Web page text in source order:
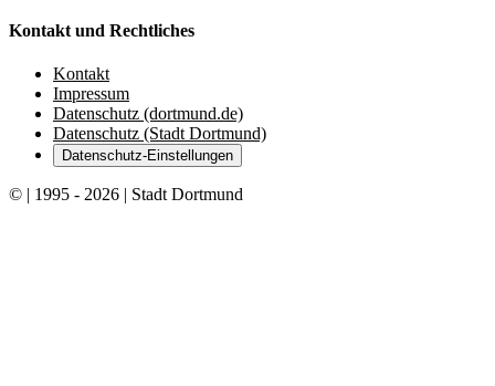
Kontakt und Rechtliches
Kontakt
Impressum
Datenschutz (dortmund.de)
Datenschutz (Stadt Dortmund)
Datenschutz-Einstellungen
© | 1995 - 2026 | Stadt Dortmund